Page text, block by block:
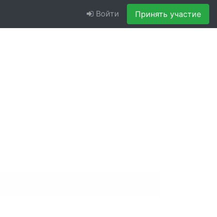
Войти Принять участие